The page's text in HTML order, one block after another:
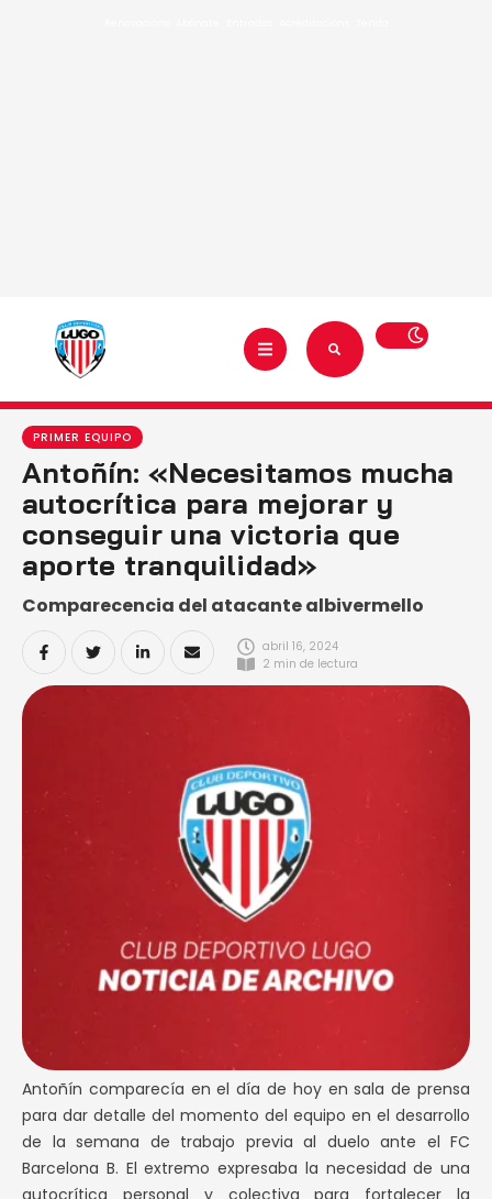
PRIMER EQUIPO
Antoñín: «Necesitamos mucha
autocrítica para mejorar y
conseguir una victoria que
aporte tranquilidad»
Comparecencia del atacante albivermello
abril 16, 2024
2 min de lectura
Antoñín comparecía en el día de hoy en sala de prensa
para dar detalle del momento del equipo en el desarrollo
de la semana de trabajo previa al duelo ante el FC
Barcelona B. El extremo expresaba la necesidad de una
autocrítica personal y colectiva para fortalecer la